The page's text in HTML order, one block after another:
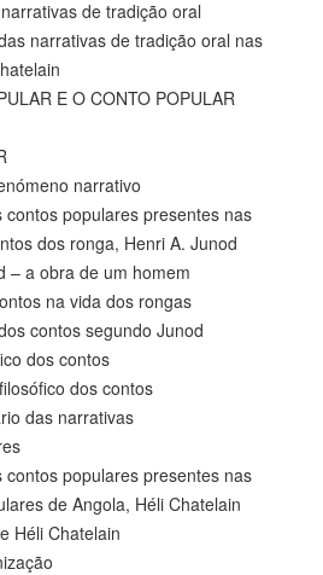
de tradição oral
narrativas de tradição oral nas
E O CONTO POPULAR
narrativo
populares presentes nas
dos ronga, Henri A. Junod
a obra de um homem
na vida dos rongas
contos segundo Junod
dos contos
dos contos
das narrativas
populares presentes nas
de Angola, Héli Chatelain
Chatelain